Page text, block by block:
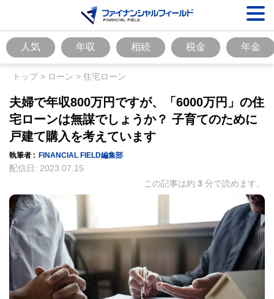
人気 年収 相続 税金 年金
トップ> ローン > 住宅ローン
夫婦で年収800万円ですが、「6000万円」の住
宅ローンは無謀でしょうか？ 子育てのために
戸建て購入を考えています
執筆者 : FINANCIAL FIELD編集部
配信日: 2023.07.15
この記事は約 3 分で読めます。